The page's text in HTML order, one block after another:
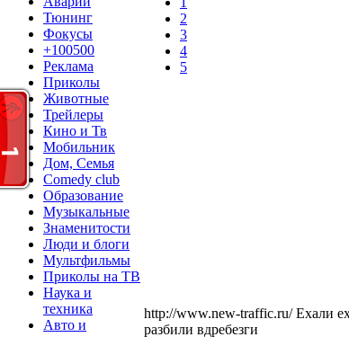
Тюнинг
Фокусы
+100500
Реклама
Приколы
Животные
Трейлеры
Кино и Тв
Мобильник
Дом, Семья
Comedy club
Образование
Музыкальные
Знаменитости
Люди и блоги
Мультфильмы
Приколы на ТВ
Наука и
техника
Авто и
2
3
4
5
http://www.new-traffic.ru/ Ехали
разбили вдребезги